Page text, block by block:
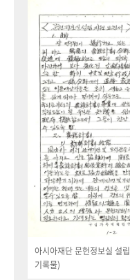
아시아재단 문헌정보실 설
기록물)